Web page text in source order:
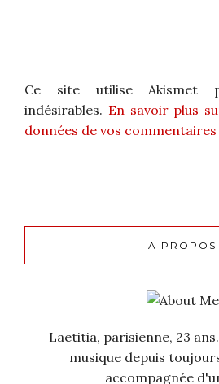
Ce site utilise Akismet
indésirables. En savoir plus
données de vos
A PROPOS
Laetitia, parisienne, 23
musique depuis
accompagnée